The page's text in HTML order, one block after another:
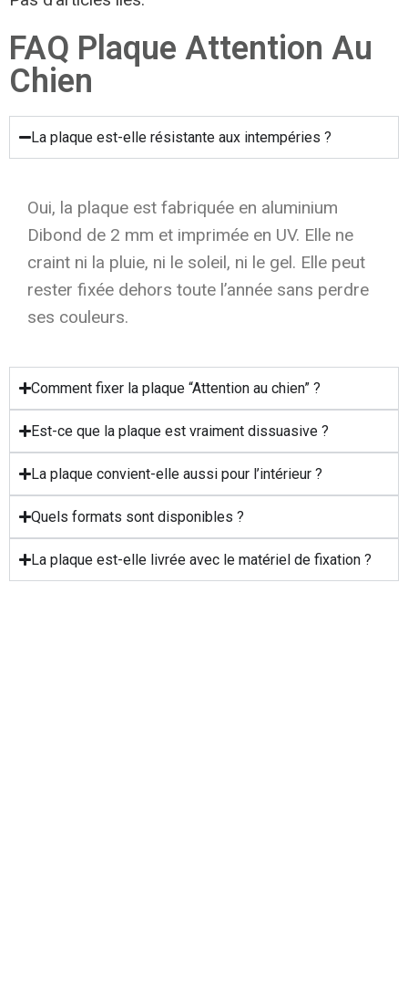
FAQ Plaque Attention Au
Chien
La plaque est-elle résistante aux intempéries ?
Oui, la plaque est fabriquée en aluminium
Dibond de 2 mm et imprimée en UV. Elle ne
craint ni la pluie, ni le soleil, ni le gel. Elle peut
rester fixée dehors toute l’année sans perdre
ses couleurs.
Comment fixer la plaque “Attention au chien” ?
Est-ce que la plaque est vraiment dissuasive ?
La plaque convient-elle aussi pour l’intérieur ?
Quels formats sont disponibles ?
La plaque est-elle livrée avec le matériel de fixation ?